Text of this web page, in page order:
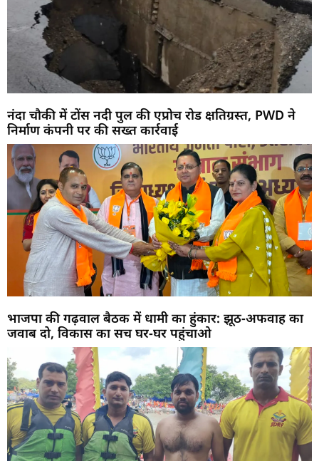
नंदा चौकी में टोंस नदी पुल की एप्रोच रोड क्षतिग्रस्त, PWD ने
निर्माण कंपनी पर की सख्त कार्रवाई
भाजपा की गढ़वाल बैठक में धामी का हुंकार: झूठ-अफवाह का
जवाब दो, विकास का सच घर-घर पहुंचाओ